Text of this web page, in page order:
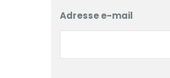
Adresse e-mail